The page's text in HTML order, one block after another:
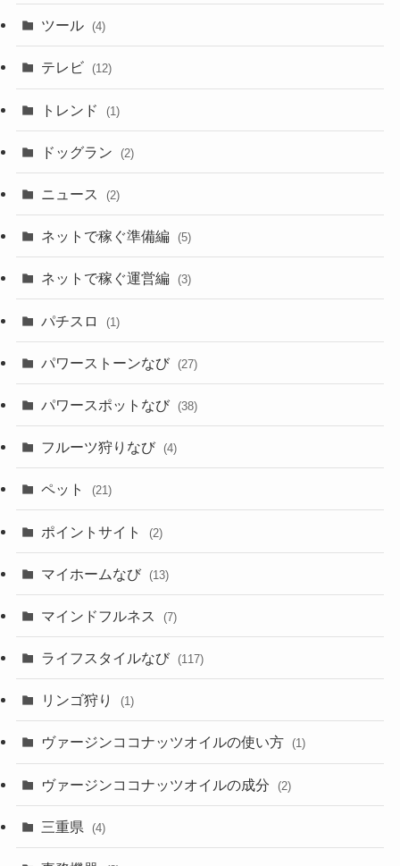
ツール (4)
テレビ (12)
トレンド (1)
ドッグラン (2)
ニュース (2)
ネットで稼ぐ準備編 (5)
ネットで稼ぐ運営編 (3)
パチスロ (1)
パワーストーンなび (27)
パワースポットなび (38)
フルーツ狩りなび (4)
ペット (21)
ポイントサイト (2)
マイホームなび (13)
マインドフルネス (7)
ライフスタイルなび (117)
リンゴ狩り (1)
ヴァージンココナッツオイルの使い方 (1)
ヴァージンココナッツオイルの成分 (2)
三重県 (4)